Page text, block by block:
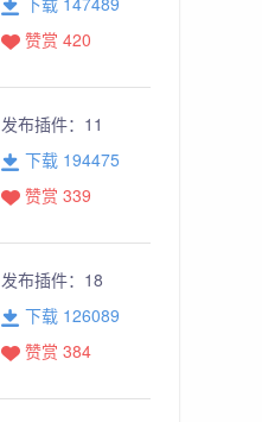
赞赏 420
发布插件： 11
下载 194475
赞赏 339
发布插件： 18
下载 126089
赞赏 384